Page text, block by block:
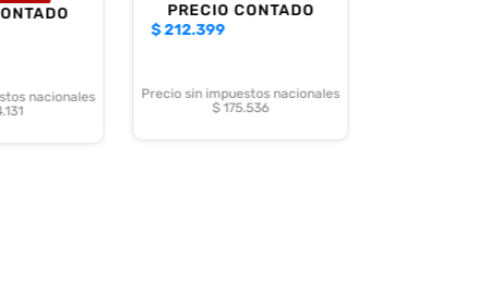
nacionales
PRECIO CONTADO
$212.399
Precio sin impuestos nacionales
$ 175.536